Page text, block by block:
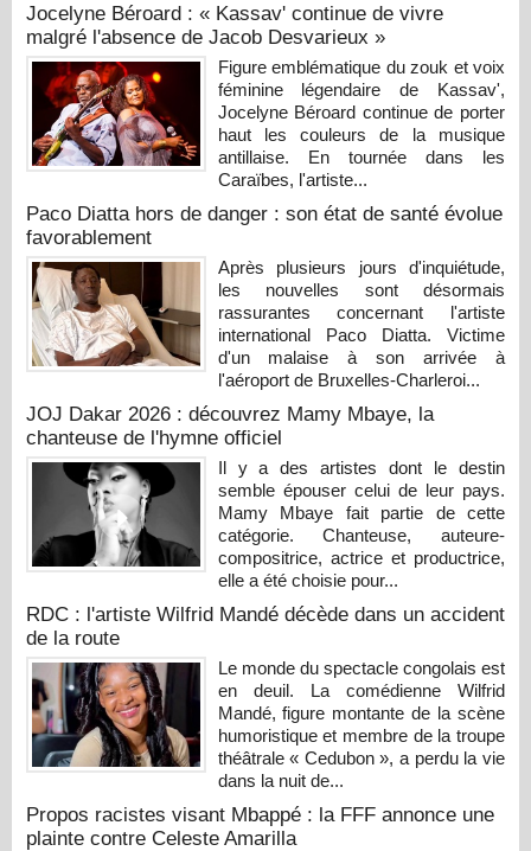
Jocelyne Béroard : « Kassav' continue de vivre
malgré l'absence de Jacob Desvarieux »
Figure emblématique du zouk et voix
féminine légendaire de Kassav',
Jocelyne Béroard continue de porter
haut les couleurs de la musique
antillaise. En tournée dans les
Caraïbes, l'artiste...
Paco Diatta hors de danger : son état de santé évolue
favorablement
Après plusieurs jours d'inquiétude,
les nouvelles sont désormais
rassurantes concernant l'artiste
international Paco Diatta. Victime
d'un malaise à son arrivée à
l'aéroport de Bruxelles-Charleroi...
JOJ Dakar 2026 : découvrez Mamy Mbaye, la
chanteuse de l'hymne officiel
Il y a des artistes dont le destin
semble épouser celui de leur pays.
Mamy Mbaye fait partie de cette
catégorie. Chanteuse, auteure-
compositrice, actrice et productrice,
elle a été choisie pour...
RDC : l'artiste Wilfrid Mandé décède dans un accident
de la route
Le monde du spectacle congolais est
en deuil. La comédienne Wilfrid
Mandé, figure montante de la scène
humoristique et membre de la troupe
théâtrale « Cedubon », a perdu la vie
dans la nuit de...
Propos racistes visant Mbappé : la FFF annonce une
plainte contre Celeste Amarilla